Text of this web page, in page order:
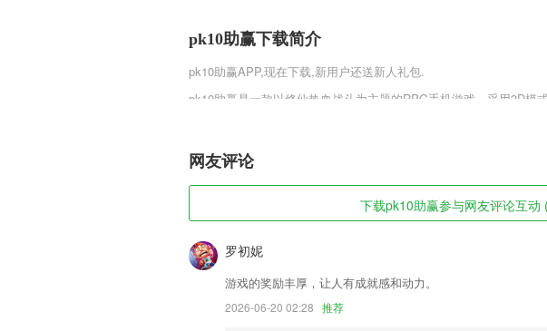
pk10助赢下载简介
pk10助赢APP,现在下载,新用户还送新人礼包.
pk10助赢是一款以修仙热血战斗为主题的RPG手机游戏，采用3D模
卡等你挑战，更需要自己有很强的意识，才能通过关卡，消灭敌人
pk10助赢软件特色
2,【垃圾文件】
3,服务高端制造业
4,智能诊断，知识短板一目了然
5,根据人类科学发展规律，定位不同阶段2265儿童的发展主题。
网友评论
下载pk10助赢参与网友评论互动
罗初妮
游戏的奖励丰厚，让人有成就感和动力。
2026-06-20 02:28 推荐